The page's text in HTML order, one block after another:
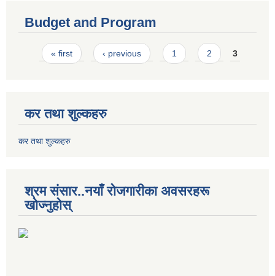
Budget and Program
Pages
« first ‹ previous 1 2 3
कर तथा शुल्कहरु
कर तथा शुल्कहरु
श्रम संसार..नयाँ रोजगारीका अवसरहरू
खोज्नुहोस्